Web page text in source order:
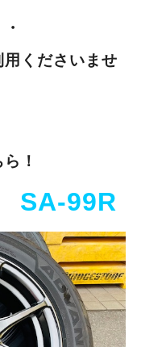
くださいませ
！
SA-99R